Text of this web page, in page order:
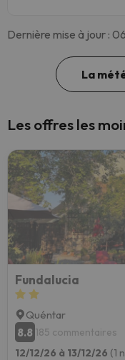
Dernière mise à jour :
La
Les offres les
Fundalucia
Quéntar
8.8 185 commentaires
12/12/26 à 13/12/26 (1